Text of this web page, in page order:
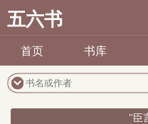
五六书
首页 书库
"臣